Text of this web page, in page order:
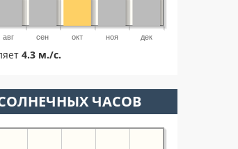
авг сен окт ноя дек
4.3 м./с.
ЧАСОВ